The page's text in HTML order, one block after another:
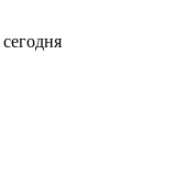
сегодня